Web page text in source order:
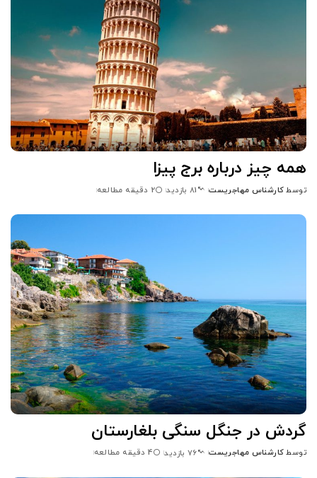
همه چیز درباره برج پیزا
توسط کارشناس مهاجریست 81 بازدید 2 دقیقه مطالعه
گردش در جنگل سنگی بلغارستان
توسط کارشناس مهاجریست 76 بازدید 4 دقیقه مطالعه